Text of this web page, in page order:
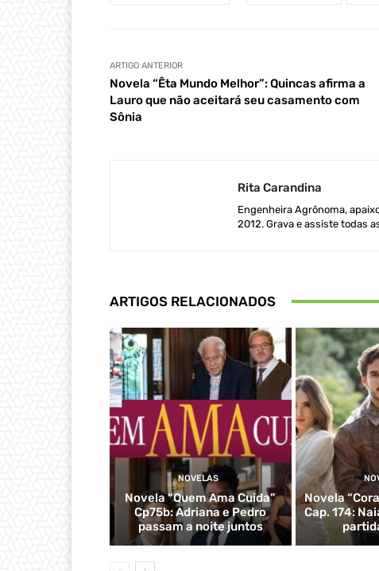
ARTIGO ANTERIOR
Novela “Êta Mundo Melhor”: Quincas afirma a
Lauro que não aceitará seu casamento com
Sônia
Rita Carandina
Engenheira Agrônoma,
2012. Grava e assiste todas
ARTIGOS RELACIONADOS
NOVELAS
Novela “Quem Ama Cuida”
Cp75b: Adriana e Pedro
passam a noite juntos
Novela
Cap. 174: